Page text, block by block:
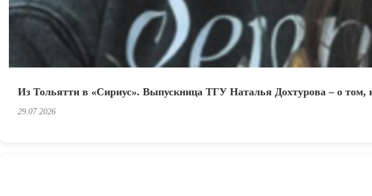
Из Тольятти в «Сириус». Выпускница ТГУ Наталья Дохтурова – о
29.07.2026